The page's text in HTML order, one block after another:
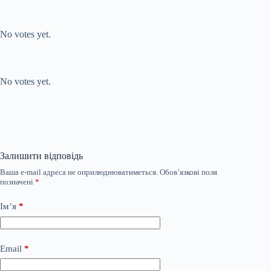
No votes yet.
No votes yet.
Залишити відповідь
Ваша e-mail адреса не оприлюднюватиметься. Обов’язкові поля
позначені *
Ім’я *
Email *